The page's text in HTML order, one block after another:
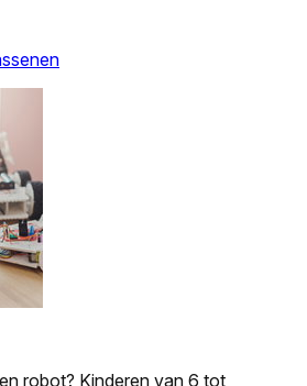
robot? Kinderen van 6 tot